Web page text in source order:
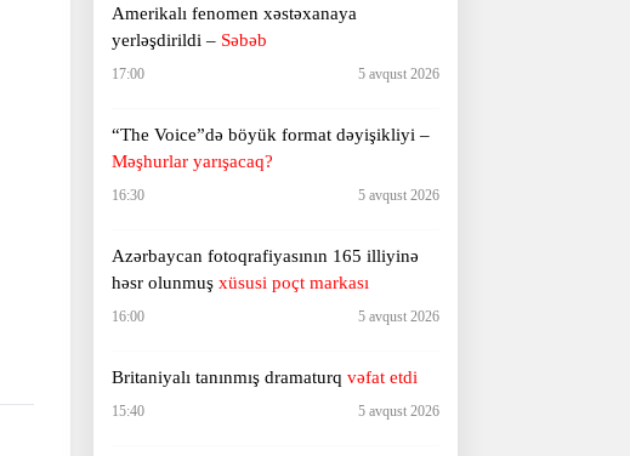
Amerikalı fenomen xəstəxanaya
yerləşdirildi – Səbəb
17:00 5 avqust 2026
“The Voice”də böyük format dəyişikliyi –
Məşhurlar yarışacaq?
16:30 5 avqust 2026
Azərbaycan fotoqrafiyasının 165 illiyinə
həsr olunmuş xüsusi poçt markası
16:00 5 avqust 2026
Britaniyalı tanınmış dramaturq vəfat etdi
15:40 5 avqust 2026